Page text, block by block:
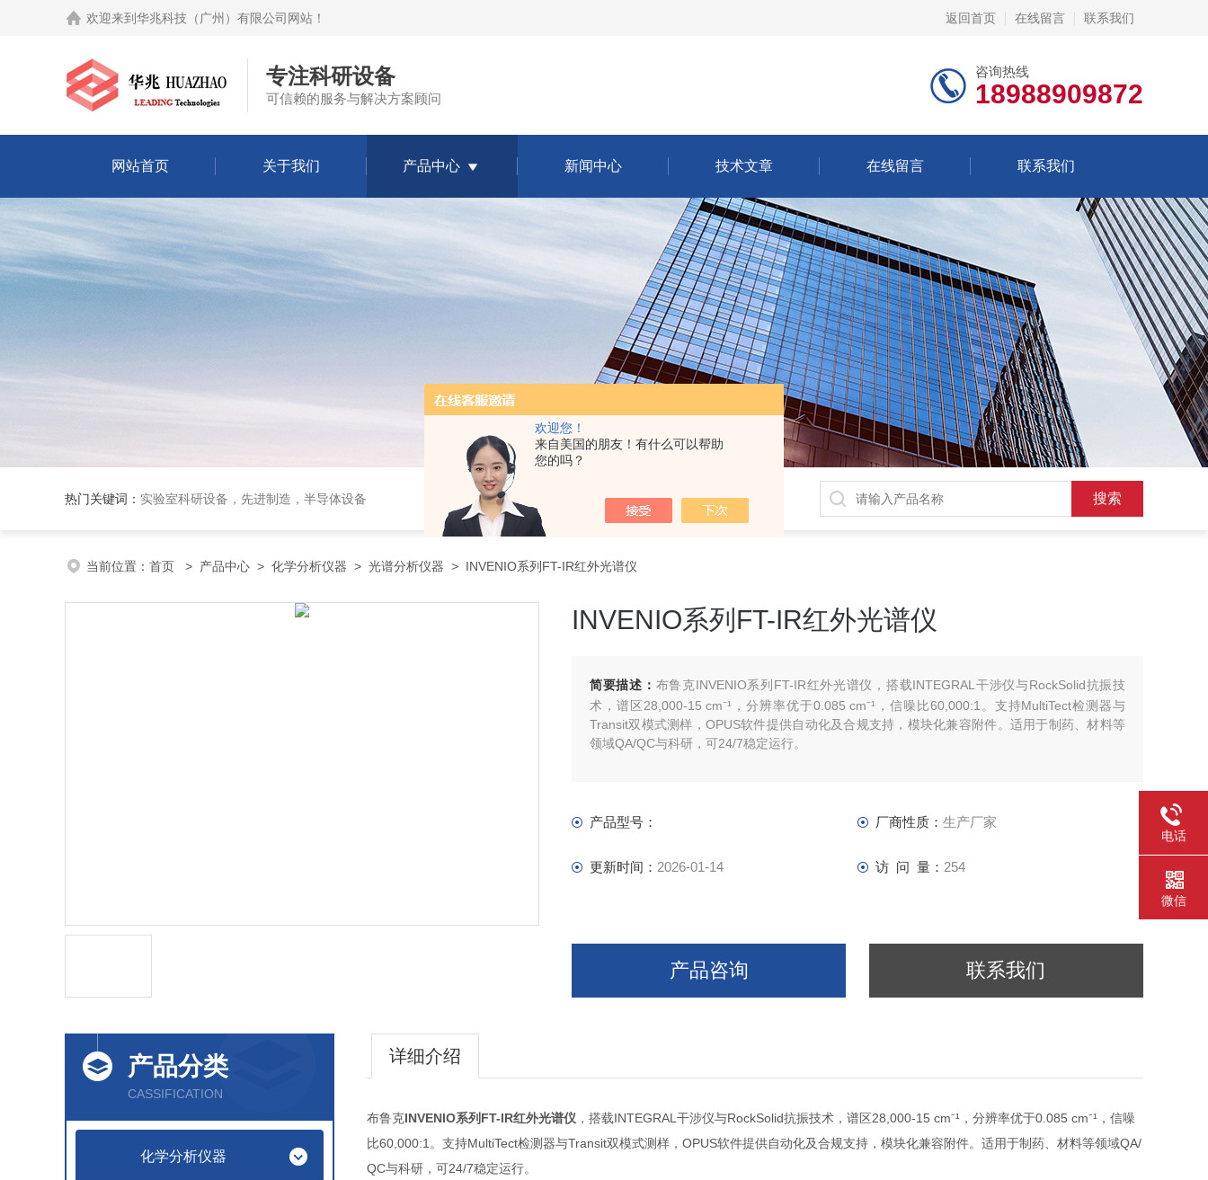
欢迎您！
来自美国的朋友！有什么可以帮助
您的吗？
欢迎来到 华兆科技（广州）有限公司网站 ！ 返回首页 在线留言 联系我们
专注科研设备
可信赖的服务与解决方案顾问
咨询热线
18988909872
网站首页 关于我们 产品中心 新闻中心 技术文章 在线留言 联系我们
热门关键词： 实验室科研设备，先进制造，半导体设备
当前位置： 首页 > 产品中心 > 化学分析仪器 > 光谱分析仪器 > INVENIO系列FT-IR红外光谱仪
INVENIO系列FT-IR红外光谱仪
简要描述： 布鲁克INVENIO系列FT-IR红外光谱仪，搭载INTEGRAL干涉仪与RockSolid抗振技
术，谱区28,000-15 cm⁻¹，分辨率优于0.085 cm⁻¹，信噪比60,000:1。支持MultiTect检测器与
Transit双模式测样，OPUS软件提供自动化及合规支持，模块化兼容附件。适用于制药、材料等
领域QA/QC与科研，可24/7稳定运行。
产品型号： 厂商性质： 生产厂家
更新时间： 2026-01-14 访 问 量： 254
产品咨询 联系我们
产品分类
CASSIFICATION
化学分析仪器
详细介绍
布鲁克INVENIO系列FT-IR红外光谱仪 ，搭载INTEGRAL干涉仪与RockSolid抗振技术，谱区28,000-15 cm⁻¹，分辨率优于0.085 cm⁻¹，信噪
比60,000:1。支持MultiTect检测器与Transit双模式测样，OPUS软件提供自动化及合规支持，模块化兼容附件。适用于制药、材料等领域QA/
QC与科研，可24/7稳定运行。
电话
微信